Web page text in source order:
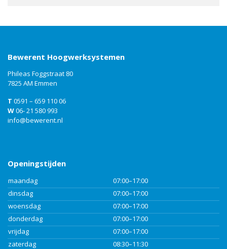
Bewerent Hoogwerksystemen
Phileas Foggstraat 80
7825 AM Emmen
T 0591 – 659 110 06
W06- 21 580 993
info@bewerent.nl
Openingstijden
maandag
07:00–17:00
dinsdag
07:00–17:00
woensdag
07:00–17:00
donderdag
07:00–17:00
vrijdag
07:00–17:00
zaterdag
08:30–11:30